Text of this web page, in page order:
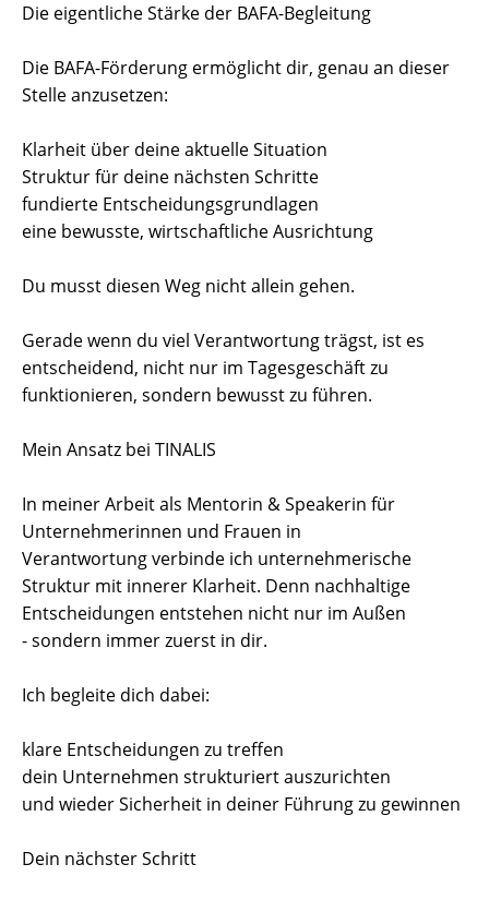
Die eigentliche Stärke der BAFA-Begleitung
Die BAFA-Förderung ermöglicht dir, genau an dieser
Stelle anzusetzen:
Klarheit über deine aktuelle Situation
Struktur für deine nächsten Schritte
fundierte Entscheidungsgrundlagen
eine bewusste, wirtschaftliche Ausrichtung
Du musst diesen Weg nicht allein gehen.
Gerade wenn du viel Verantwortung trägst, ist es
entscheidend, nicht nur im Tagesgeschäft zu
funktionieren, sondern bewusst zu führen.
Mein Ansatz bei TINALIS
In meiner Arbeit als Mentorin & Speakerin für
Unternehmerinnen und Frauen in
Verantwortung verbinde ich unternehmerische
Struktur mit innerer Klarheit. Denn nachhaltige
Entscheidungen entstehen nicht nur im Außen
- sondern immer zuerst in dir.
Ich begleite dich dabei:
klare Entscheidungen zu treffen
dein Unternehmen strukturiert auszurichten
und wieder Sicherheit in deiner Führung zu gewinnen
Dein nächster Schritt